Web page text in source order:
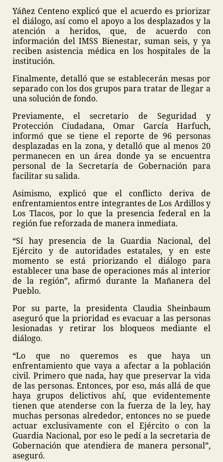
Yáñez Centeno explicó que el acuerdo es priorizar
el diálogo, así como el apoyo a los desplazados y la
atención a heridos, que, de acuerdo con
información del IMSS Bienestar, suman seis, y ya
reciben asistencia médica en los hospitales de la
institución.
Finalmente, detalló que se establecerán mesas por
separado con los dos grupos para tratar de llegar a
una solución de fondo.
Previamente, el secretario de Seguridad y
Protección Ciudadana, Omar García Harfuch,
informó que se tiene el reporte de 96 personas
desplazadas en la zona, y detalló que al menos 20
permanecen en un área donde ya se encuentra
personal de la Secretaría de Gobernación para
facilitar su salida.
Asimismo, explicó que el conflicto deriva de
enfrentamientos entre integrantes de Los Ardillos y
Los Tlacos, por lo que la presencia federal en la
región fue reforzada de manera inmediata.
“Sí hay presencia de la Guardia Nacional, del
Ejército y de autoridades estatales, y en este
momento se está priorizando el diálogo para
establecer una base de operaciones más al interior
de la región”, afirmó durante la Mañanera del
Pueblo.
Por su parte, la presidenta Claudia Sheinbaum
aseguró que la prioridad es evacuar a las personas
lesionadas y retirar los bloqueos mediante el
diálogo.
“Lo que no queremos es que haya un
enfrentamiento que vaya a afectar a la población
civil. Primero que nada, hay que preservar la vida
de las personas. Entonces, por eso, más allá de que
haya grupos delictivos ahí, que evidentemente
tienen que atenderse con la fuerza de la ley, hay
muchas personas alrededor, entonces no se puede
actuar exclusivamente con el Ejército o con la
Guardia Nacional, por eso le pedí a la secretaria de
Gobernación que atendiera de manera personal”,
aseguró.